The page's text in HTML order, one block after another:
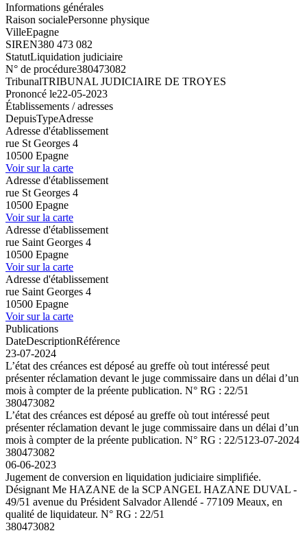
Informations générales
Raison socialePersonne physique
VilleEpagne
SIREN380 473 082
StatutLiquidation judiciaire
N° de procédure380473082
TribunalTRIBUNAL JUDICIAIRE DE TROYES
Prononcé le22-05-2023
Établissements / adresses
DepuisTypeAdresse
Adresse d'établissement
rue St Georges 4
10500 Epagne
Voir sur la carte
Adresse d'établissement
rue St Georges 4
10500 Epagne
Voir sur la carte
Adresse d'établissement
rue Saint Georges 4
10500 Epagne
Voir sur la carte
Adresse d'établissement
rue Saint Georges 4
10500 Epagne
Voir sur la carte
Publications
DateDescriptionRéférence
23-07-2024
L’état des créances est déposé au greffe où tout intéressé peut
présenter réclamation devant le juge commissaire dans un délai d’un
mois à compter de la préente publication. N° RG : 22/51
380473082
L’état des créances est déposé au greffe où tout intéressé peut
présenter réclamation devant le juge commissaire dans un délai d’un
mois à compter de la préente publication. N° RG : 22/51 23-07-2024
380473082
06-06-2023
Jugement de conversion en liquidation judiciaire simplifiée.
Désignant Me HAZANE de la SCP ANGEL HAZANE DUVAL -
49/51 avenue du Président Salvador Allendé - 77109 Meaux, en
qualité de liquidateur. N° RG : 22/51
380473082